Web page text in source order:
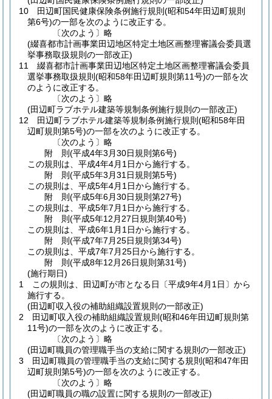
10
田辺町国民健康保険条例施行規則 (昭和54年田辺町規則
第6号)の一部を次のように改正する。
〔次のよう〕略
(綴喜都市計画事業田辺地区特定土地区画整理審議会委員選
挙事務取扱規則の一部改正)
11
綴喜都市計画事業田辺地区特定土地区画整理審議会委員
選挙事務取扱規則 (昭和58年田辺町規則第11号)の一部を次
のように改正する。
〔次のよう〕略
(田辺町ラブホテル建築等規制条例施行規則の一部改正)
12
田辺町ラブホテル建築等規制条例施行規則 (昭和58年田
辺町規則第5号)の一部を次のように改正する。
〔次のよう〕略
附 則(平成4年3月30日規則第6号)
この規則は、平成4年4月1日から施行する。
附 則(平成5年3月31日規則第5号)
この規則は、平成5年4月1日から施行する。
附 則(平成5年6月30日規則第27号)
この規則は、平成5年7月1日から施行する。
附 則(平成5年12月27日規則第40号)
この規則は、平成6年1月1日から施行する。
附 則(平成7年7月25日規則第34号)
この規則は、平成7年7月25日から施行する。
附 則(平成8年12月26日規則第31号)
(施行期日)
1
この規則は、田辺町が市となる日〔平成9年4月1日〕から
施行する。
(田辺町収入役の補助組織設置規則の一部改正)
2
田辺町収入役の補助組織設置規則 (昭和46年田辺町規則第
11号)の一部を次のように改正する。
〔次のよう〕略
(田辺町職員の管理職手当の支給に関する規則の一部改正)
3
田辺町職員の管理職手当の支給に関する規則 (昭和47年田
辺町規則第5号)の一部を次のように改正する。
〔次のよう〕略
(田辺町職員の職の設置に関する規則の一部改正)